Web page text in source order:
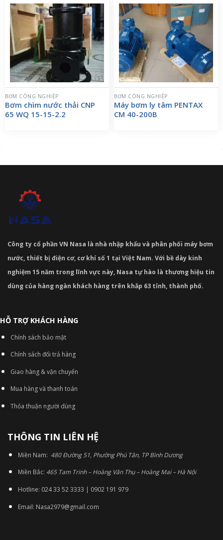
BƠM CÔNG NGHIỆP
Bơm chìm nước thải CNP
65 WQ 15-15-2.2
BƠM CÔNG NGHIỆP
Máy bơm ly tâm PENTAX
CM 40-200B
Công ty cổ phần VN Nasa là nhà nhập khẩu và phân phối máy bơm
nước, thiết bị điện cơ, cơ khí số 1 tại Việt Nam. Với bề dày kinh
nghiệm 15 năm trong lĩnh vực này, Nasa tự hào là thương hiệu tin
dùng của hàng ngàn khách hàng trên khắp 63 tỉnh, thành phố.
HỖ TRỢ KHÁCH HÀNG
Chính sách bảo mật
Chính sách đổi trả hàng
Giao hàng & vận chuyển
Mua hàng và thanh toán
Thỏa thuận người dùng
THÔNG TIN LIÊN HỆ
Miền Nam: 480 Đường 51, Phường Phú Tân, TP Bình Dương
Miền Bắc: 465 Tam Trinh – Hoàng Văn Thụ – Hoàng Mai – Hà Nội
Hotline: 024 33 52 3333 | 0902 191 979
Email: Nasa2979@gmail.com